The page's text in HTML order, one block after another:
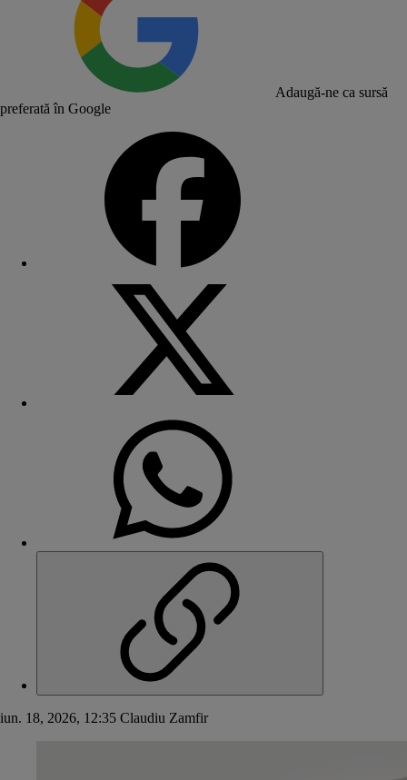
Adaugă-ne ca sursă
preferată în Google
iun. 18, 2026, 12:35 Claudiu Zamfir